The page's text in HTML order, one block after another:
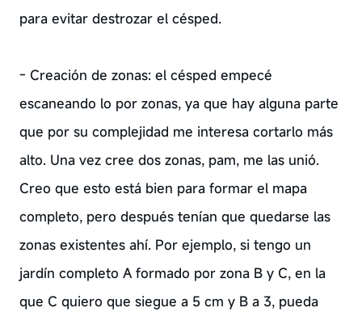
para evitar destrozar el césped.
- Creación de zonas: el césped empecé
escaneando lo por zonas, ya que hay alguna parte
que por su complejidad me interesa cortarlo más
alto. Una vez cree dos zonas, pam, me las unió.
Creo que esto está bien para formar el mapa
completo, pero después tenían que quedarse las
zonas existentes ahí. Por ejemplo, si tengo un
jardín completo A formado por zona B y C, en la
que C quiero que siegue a 5 cm y B a 3, pueda